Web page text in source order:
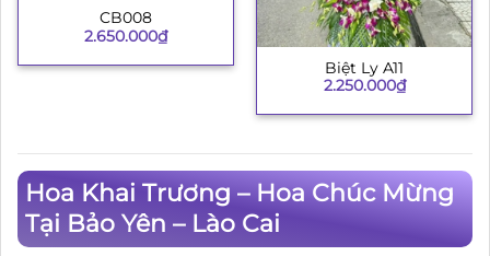
CB008
2.650.000₫
Biệt Ly A11
2.250.000₫
Hoa Khai Trương – Hoa Chúc Mừng
Tại Bảo Yên – Lào Cai